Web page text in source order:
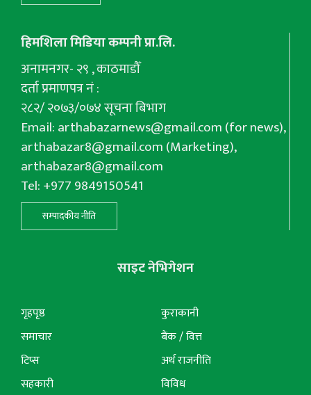
हिमशिला मिडिया कम्पनी प्रा.लि.
अनामनगर- २९ , काठमाडौँ
दर्ता प्रमाणपत्र नं :
२८२/ २०७३/०७४ सूचना बिभाग
Email:arthabazarnews@gmail.com(for news),
arthabazar8@gmail.com(Marketing),
arthabazar8@gmail.com
Tel: +977 9849150541
सम्पादकीय नीति
साइट नेभिगेशन
गृहपृष्ठ
समाचार
टिप्स
सहकारी
कुराकानी
बैंक / वित्त
अर्थ राजनीति
विविध